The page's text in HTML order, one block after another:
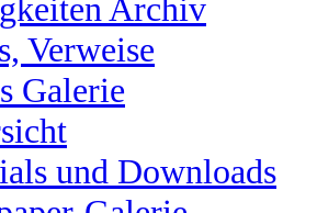
Archiv
Verweise
Galerie
und Downloads